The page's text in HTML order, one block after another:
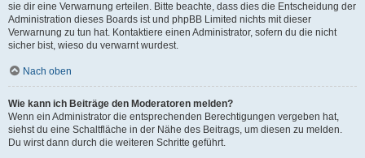
sie dir eine Verwarnung erteilen. Bitte beachte, dass dies die Entscheidung der
Administration dieses Boards ist und phpBB Limited nichts mit dieser
Verwarnung zu tun hat. Kontaktiere einen Administrator, sofern du die nicht
sicher bist, wieso du verwarnt wurdest.
Nach oben
Wie kann ich Beiträge den Moderatoren melden?
Wenn ein Administrator die entsprechenden Berechtigungen vergeben hat,
siehst du eine Schaltfläche in der Nähe des Beitrags, um diesen zu melden.
Du wirst dann durch die weiteren Schritte geführt.